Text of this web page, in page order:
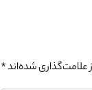
شده‌اند*